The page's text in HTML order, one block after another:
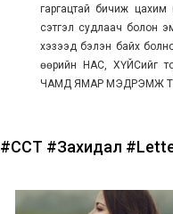
гаргацтай бичиж цахим
сэтгэл судлаач болон
хэзээд бэлэн байх
өөрийн НАС, ХҮЙСийг
ЧАМД ЯМАР МЭДРЭМЖ
#ССҮТ #Захидал